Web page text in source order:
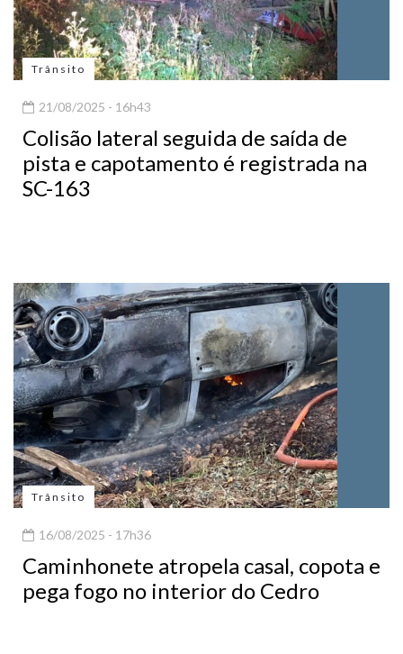
Trânsito
21/08/2025 - 16h43
Colisão lateral seguida de saída de
pista e capotamento é registrada na
SC-163
Trânsito
16/08/2025 - 17h36
Caminhonete atropela casal, copota e
pega fogo no interior do Cedro